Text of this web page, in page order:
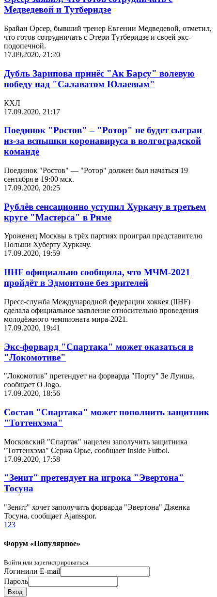
Медведевой и Тутберидзе
Брайан Орсер, бывший тренер Евгении Медведевой, отметил,
что готов сотрудничать с Этери Тутберидзе и своей экс-
подопечной.
17.09.2020, 21:20
Дубль Зарипова принёс "Ак Барсу" волевую
победу над "Салаватом Юлаевым"
КХЛ
17.09.2020, 21:17
Поединок "Ростов" – "Ротор" не будет сыгран
из-за вспышки коронавируса в волгоградской
команде
Поединок "Ростов" — "Ротор" должен был начаться 19
сентября в 19:00 мск.
17.09.2020, 20:25
Рублёв сенсационно уступил Хуркачу в третьем
круге "Мастерса" в Риме
Уроженец Москвы в трёх партиях проиграл представителю
Польши Хуберту Хуркачу.
17.09.2020, 19:59
IIHF официально сообщила, что МЧМ-2021
пройдёт в Эдмонтоне без зрителей
Пресс-служба Международной федерации хоккея (IIHF)
сделала официальное заявление относительно проведения
молодёжного чемпионата мира-2021.
17.09.2020, 19:41
Экс-форвард "Спартака" может оказаться в
"Локомотиве"
"Локомотив" претендует на форварда "Порту" Зе Луиша,
сообщает O Jogo.
17.09.2020, 18:56
Состав "Спартака" может пополнить защитник
"Тоттенхэма"
Московский "Спартак" нацелен заполучить защитника
"Тоттенхэма" Сержа Орье, сообщает Inside Futbol.
17.09.2020, 17:58
"Зенит" претендует на игрока "Эвертона"
Тосуна
"Зенит" хочет заполучить форварда "Эвертона" Дженка
Тосуна, сообщает Аjansspor.
1 23
Форум «Популярное»
Войти или зарегистрироваться.
Логинили E-mail
Пароль